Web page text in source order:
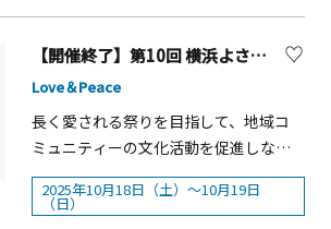
Moet)【旧山手68番館】装
飾:NOVICE&lt;仮装スタンプラリー＞■
00～16：00 ※雨天実施荒天中止■会
場：山手西洋館６館、旧山手68番館な
ど山手周辺13施設■料金：参加費無料
＆発酵 菌活メニュー+好きを開放した誘
がちな真夏を、おいしく乗り切りまし
ょう。&nbsp;「きのこと発酵で菌活＆
誘惑グルメフェア」概要■開催期間：
&nbsp; 2025年8月8日（金）～8月24日
クプラザ 各飲食店舗にて展開&nbsp;菌
活＆誘惑メニュー参加店舗：29店舗
ら17:00まで&nbsp;&nbsp;場所 そご
う横浜店9階 新都市ホール（横浜市西
入場無料（どなたでも参加できます。
一部、外国人留学生向けのプログラム
有り） &nbsp;主催 神奈川県 &nbsp;
後援 公益財団法人 神奈川産業振興セ
Green Carpet Theaterin 川崎競馬場
」 の 2026 年度 1 回目を同時開催 。 『
映画 すみっコぐらし 空の王国とふたり
のコ 』 を無料で上映します 。【川崎競
月3日（月）・4日（火） ※3 日は 「
Green Carpet Theater 」 を同時開催
【開催終了】第10回 横浜よさこい祭り～良い世さ来い
Love＆Peace
長く愛される祭りを目指して、地域コ
ミュニティーの文化活動を促進しなが
ら、市民手作りの祭りを開催して今年
第10回を迎えます。全国各地から集ま
2025年10月18日（土）～10月19日
（日）